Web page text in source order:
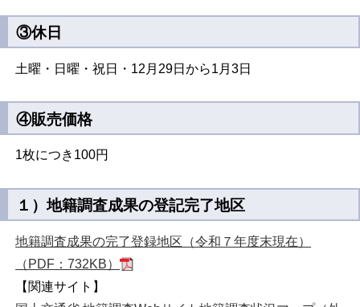
③休日
土曜・日曜・祝日・12月29日から1月3日
④販売価格
1枚につき100円
１）地籍調査成果の登記完了地区
地籍調査成果の完了登録地区（令和７年度末現在）
（PDF：732KB）
【関連サイト】